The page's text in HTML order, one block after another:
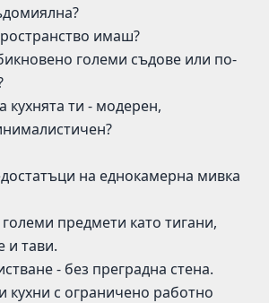
имаш?
големи съдове или по-
кухнята ти - модерен,
на еднокамерна мивка
предмети като тигани,
и тави.
- без преградна стена.
кухни с ограничено работно